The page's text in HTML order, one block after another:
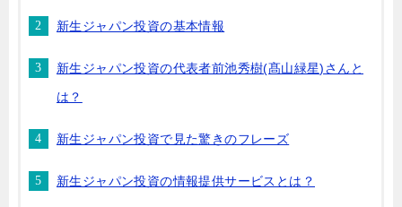
新生ジャパン投資の基本情報
新生ジャパン投資の代表者前池秀樹(髙山緑星)さんと
は？
新生ジャパン投資で見た驚きのフレーズ
新生ジャパン投資の情報提供サービスとは？